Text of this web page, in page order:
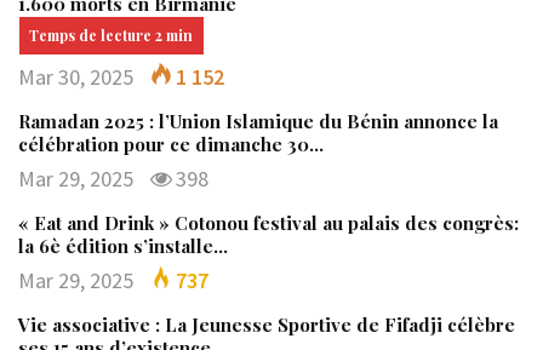
Mar 30, 2025 1 152
Ramadan 2025 : l’Union Islamique du Bénin annonce la
célébration pour ce dimanche 30…
Mar 29, 2025 398
« Eat and Drink » Cotonou festival au palais des congrès:
la 6è édition s’installe…
Mar 29, 2025 737
Vie associative : La Jeunesse Sportive de Fifadji célèbre